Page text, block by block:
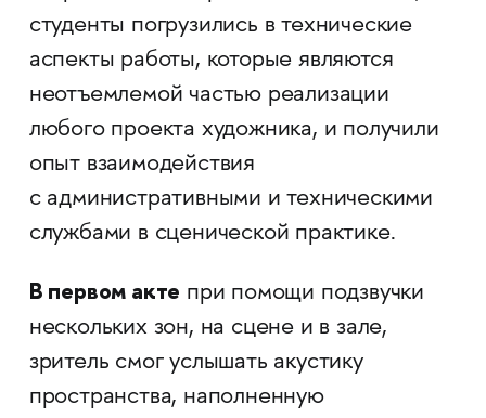
студенты погрузились в технические
аспекты работы, которые являются
неотъемлемой частью реализации
любого проекта художника, и получили
опыт взаимодействия
с административными и техническими
службами в сценической практике.
В первом акте при помощи подзвучки
нескольких зон, на сцене и в зале,
зритель смог услышать акустику
пространства, наполненную